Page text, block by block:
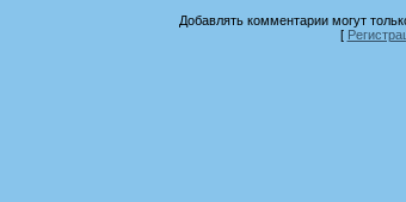
Добавлять комментарии могут
[